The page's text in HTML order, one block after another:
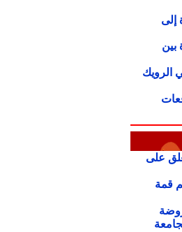
إلى
بين
الرويك
على
قمة
روضة